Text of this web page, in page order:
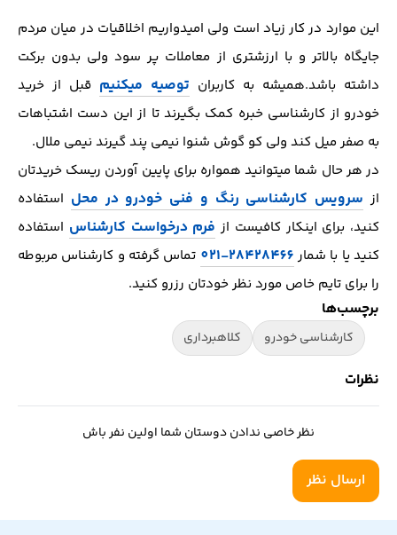
این موارد در کار زیاد است ولی امیدواریم اخلاقیات در میان مردم
جایگاه بالاتر و با ارزشتری از معاملات پر سود ولی بدون برکت
داشته باشد.همیشه به کاربران توصیه میکنیم قبل از خرید
خودرو از کارشناسی خبره کمک بگیرند تا از این دست اشتباهات
به صفر میل کند ولی کو گوش شنوا نیمی پند گیرند نیمی ملال.
در هر حال شما میتوانید همواره برای پایین آوردن ریسک خریدتان
از سرویس کارشناسی رنگ و فنی خودرو در محل استفاده
کنید، برای اینکار کافیست از فرم درخواست کارشناس استفاده
کنید یا با شمار28428466-021
تماس گرفته و کارشناس مربوطه
را برای تایم خاص مورد نظر خودتان رزرو کنید.
برچسب‌ها
کارشناسی خودرو کلاهبرداری
نظرات
نظر خاصی ندادن دوستان شما اولین نفر باش
ارسال نظر